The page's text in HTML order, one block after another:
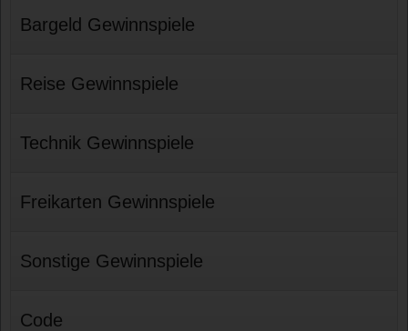
Bargeld Gewinnspiele
Reise Gewinnspiele
Technik Gewinnspiele
Freikarten Gewinnspiele
Sonstige Gewinnspiele
Code